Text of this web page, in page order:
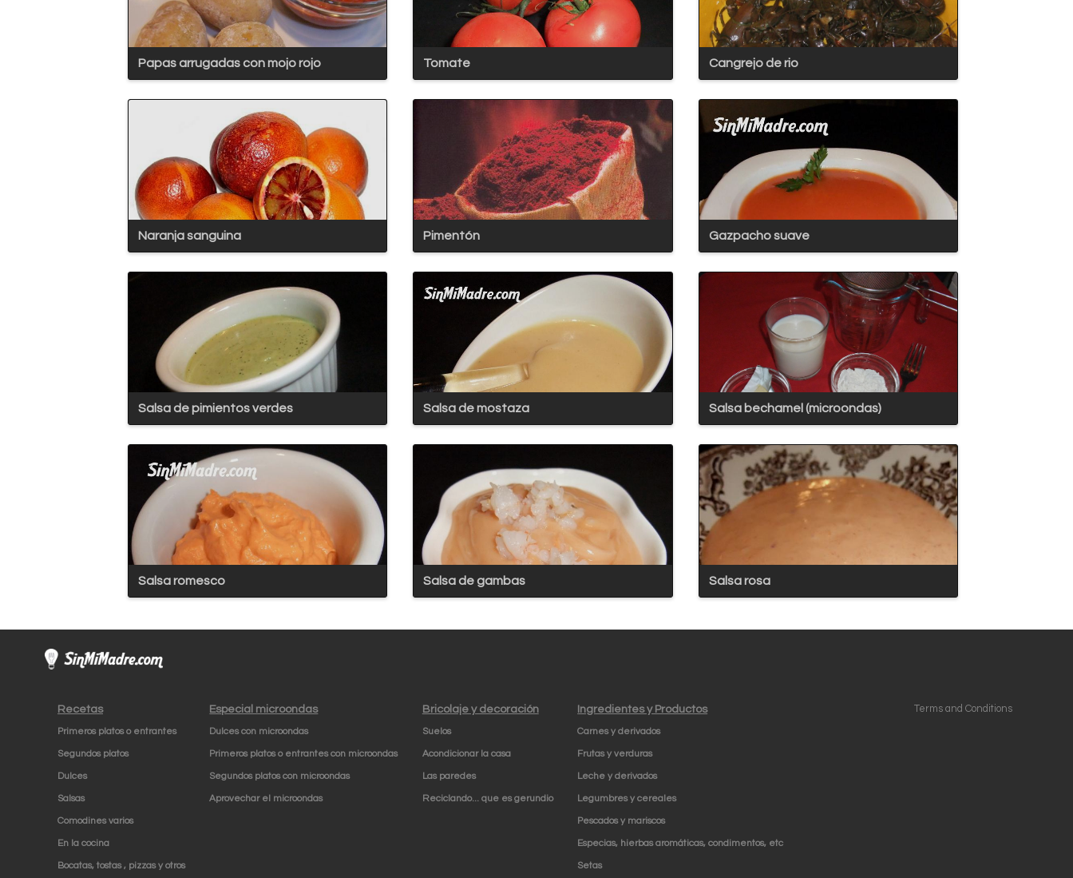
Papas arrugadas con mojo rojo Tomate Cangrejo de rio
Naranja sanguina Pimentón Gazpacho suave
Salsa de pimientos verdes Salsa de mostaza Salsa bechamel (microondas)
Salsa romesco Salsa de gambas Salsa rosa
Recetas
Primeros platos o entrantes
Segundos platos
Dulces
Salsas
Comodines varios
En la cocina
Bocatas, tostas , pizzas y otros
Especial microondas
Dulces con microondas
Primeros platos o entrantes con microondas
Segundos platos con microondas
Aprovechar el microondas
Bricolaje y decoración
Suelos
Acondicionar la casa
Las paredes
Reciclando... que es gerundio
Ingredientes y Productos
Carnes y derivados
Frutas y verduras
Leche y derivados
Legumbres y cereales
Pescados y mariscos
Especias, hierbas aromáticas, condimentos, etc
Setas
Terms and Conditions